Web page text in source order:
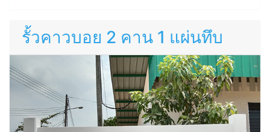
รั้วคาวบอย 2 คาน 1 แผ่นทึบ